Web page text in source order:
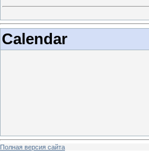
Calendar
Полная версия сайта